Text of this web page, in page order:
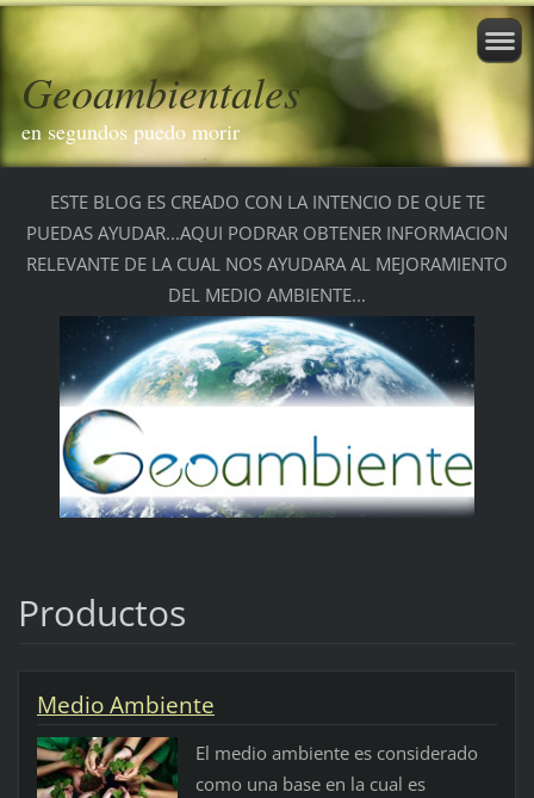
Geoambientales
en segundos puedo morir
ESTE BLOG ES CREADO CON LA INTENCIO DE QUE TE
PUEDAS AYUDAR...AQUI PODRAR OBTENER INFORMACION
RELEVANTE DE LA CUAL NOS AYUDARA AL MEJORAMIENTO
DEL MEDIO AMBIENTE...
Productos
Medio Ambiente
El medio ambiente es considerado
como una base en la cual es